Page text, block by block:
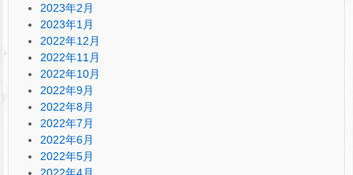
2023年2月
2023年1月
2022年12月
2022年11月
2022年10月
2022年9月
2022年8月
2022年7月
2022年6月
2022年5月
2022年4月